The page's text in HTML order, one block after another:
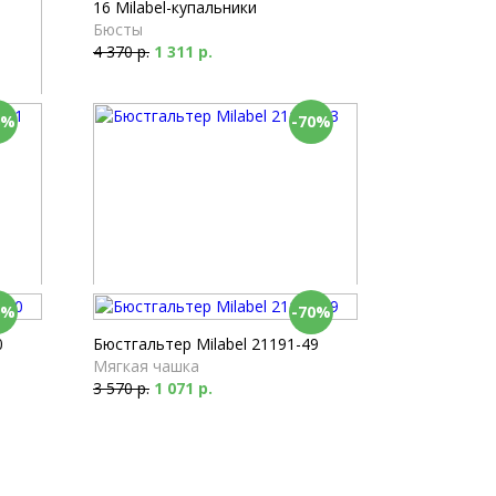
16 Milabel-купальники
Бюсты
4 370 р. 1 311 р.
-70%
Бюстгальтер Milabel 21191-53
Мягкая чашка
4 080 р. 1 224 р.
-70%
Бюстгальтер Milabel 21191-49
Мягкая чашка
3 570 р. 1 071 р.